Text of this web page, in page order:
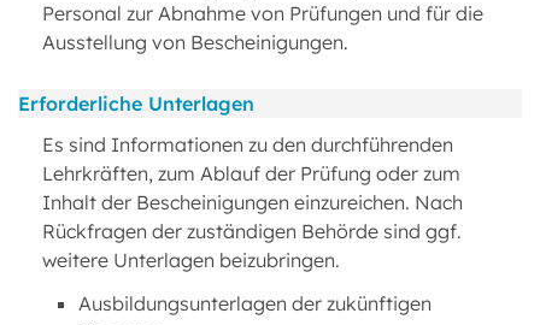
Personal zur Abnahme von Prüfungen und für die
Ausstellung von Bescheinigungen.
Erforderliche Unterlagen
Es sind Informationen zu den durchführenden
Lehrkräften, zum Ablauf der Prüfung oder zum
Inhalt der Bescheinigungen einzureichen. Nach
Rückfragen der zuständigen Behörde sind ggf.
weitere Unterlagen beizubringen.
Ausbildungsunterlagen der zukünftigen